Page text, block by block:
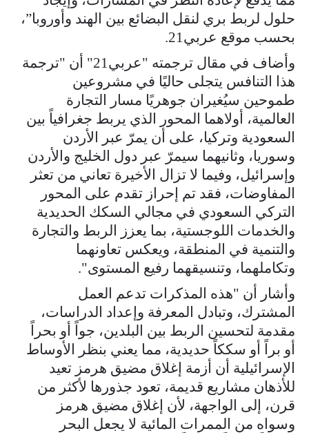
حلول لربط بري لنقل البضائع بين الهند وأوروبا”،
بحسب موقع عربي21.
وأضاف في مقال ترجمته "عربي21" أن "ترجمة
هذا التنافس يتجلى حاليًا في مشروعين
طموحين سيُغيران جوهريًا مسار التجارة
العالمية، أولاهما المحور الذي يربط جغرافياً بين
السعودية وتركيا، على أن يمرّ عبر الأردن
وسوريا، وثانيهما سيمرّ عبر دول الخليج والأردن
وإسرائيل، وفيما لا تزال الأخيرة تعاني من تعثر
المفاوضات، فقد تم إحراز تقدم على المحور
التركي السعودي في مجالي السكك الحديدية
والخدمات اللوجستية، بما يعزز الربط والتجارة
والتنمية في المنطقة، ويعكس تعاونهما
وتكاملهما، وتنسيقهما رفيع المستوى".
وأشار أن "هذه المذكرات تدعم العمل
المشترك، وتبادل المعرفة وإعداد الدراسات،
مقدمة لتحسين الربط بين البلدين، جواً أو بحراً
أو براً أو سككاً حديدية، مما يعني بنظر الأوساط
الإسرائيلية أن أزمة إغلاق مضيق هرمز تعيد
للأذهان مشاريع قديمة، تعود جذورها لأكثر من
قرن، إلى الواجهة، لأن إغلاق مضيق هرمز
وسواه من الممرات المائية لا يجعل البحر